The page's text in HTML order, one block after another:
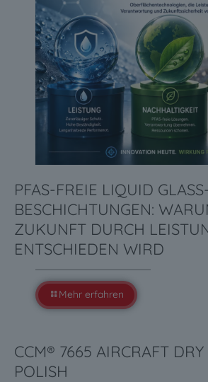
PFAS-FREIE LIQUID GLASS-
BESCHICHTUNGEN:
ZUKUNFT DURCH
ENTSCHIEDEN WIRD
Mehr erfahren
CCM® 7665 AIRCRAFT
POLISH